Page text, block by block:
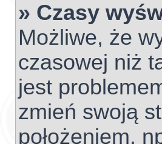
» Czasy
Możliwe, że
czasowej niż
jest
zmień swoją
położeniem,